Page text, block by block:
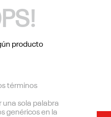
producto
términos
una sola palabra
genéricos en la